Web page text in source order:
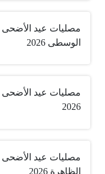
مصليات عيد
الوسطى 2026
مصليات عيد الأضحى
2026
مصليات عيد
الظاهرة 2026